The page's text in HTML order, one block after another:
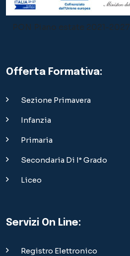
PON Piano estate 2021-2027
Offerta Formativa:
Sezione Primavera
Infanzia
Primaria
Secondaria Di I° Grado
Liceo
Servizi On Line:
Registro Elettronico